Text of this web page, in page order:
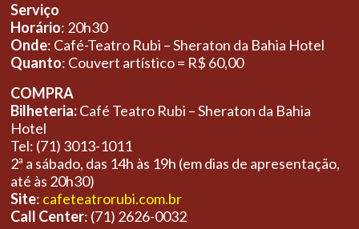
Serviço
Horário: 20h30
Onde: Café-Teatro Rubi – Sheraton da Bahia Hotel
Quanto: Couvert artístico = R$ 60,00
COMPRA
Bilheteria:Café Teatro Rubi – Sheraton da Bahia
Hotel
Tel: (71) 3013-1011
2ª a sábado, das 14h às 19h (em dias de apresentação,
até às 20h30)
Site: cafeteatrorubi.com.br
Call Center: (71) 2626-0032